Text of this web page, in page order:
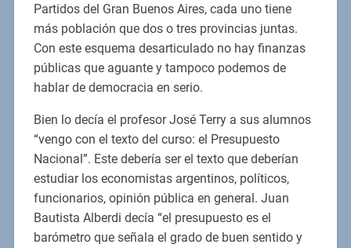
Partidos del Gran Buenos Aires, cada uno tiene
más población que dos o tres provincias juntas.
Con este esquema desarticulado no hay finanzas
públicas que aguante y tampoco podemos de
hablar de democracia en serio.
Bien lo decía el profesor José Terry a sus alumnos
“vengo con el texto del curso: el Presupuesto
Nacional”. Este debería ser el texto que deberían
estudiar los economistas argentinos, políticos,
funcionarios, opinión pública en general. Juan
Bautista Alberdi decía “el presupuesto es el
barómetro que señala el grado de buen sentido y